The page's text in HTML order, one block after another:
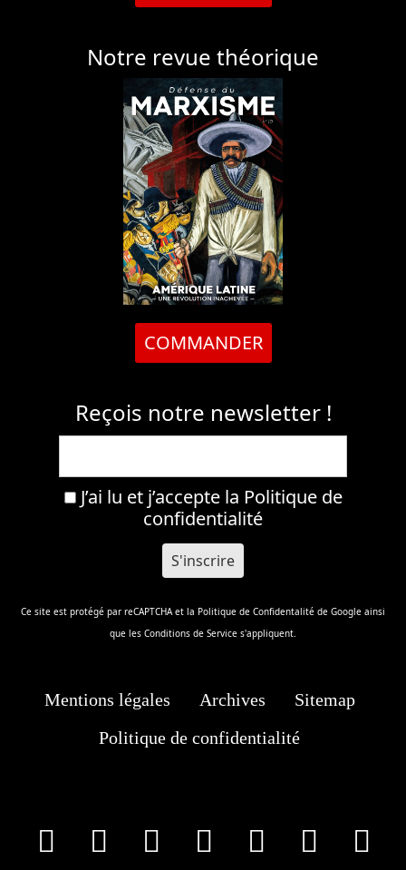
Notre revue théorique
COMMANDER
Reçois notre newsletter !
J’ai lu et j’accepte la Politique de
confidentialité
Ce site est protégé par reCAPTCHA et la Politique de Confidentalité de Google ainsi
que les Conditions de Service s'appliquent.
Mentions légales Archives
Sitemap
Politique de confidentialité
facebookInstagram
Youtube
Tik Tok